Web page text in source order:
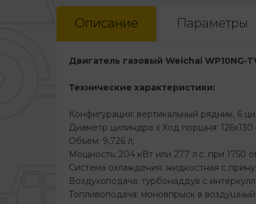
Описание Параметры
Двигатель газовый Weichai WP10NG-
Технические характеристики:
Конфигурация: вертикальный рядник, 6
Диаметр цилиндра х Ход поршня: 126х130
Объем: 9,726 л;
Мощность: 204 кВт или 277 л.с. при 1750
Система охлаждения: жидкостная с
Воздухоподача: турбонаддув с
Топливоподача: моновпрыск в воздушный